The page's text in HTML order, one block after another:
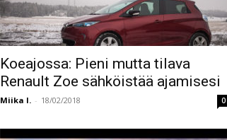
Koeajossa: Pieni mutta tilava
Renault Zoe sähköistää ajamisesi
Miika I. - 18/02/2018 0